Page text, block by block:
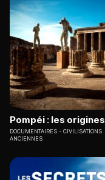
Pompéi : les origines
DOCUMENTAIRES
CIVILISATIONS
ANCIENNES